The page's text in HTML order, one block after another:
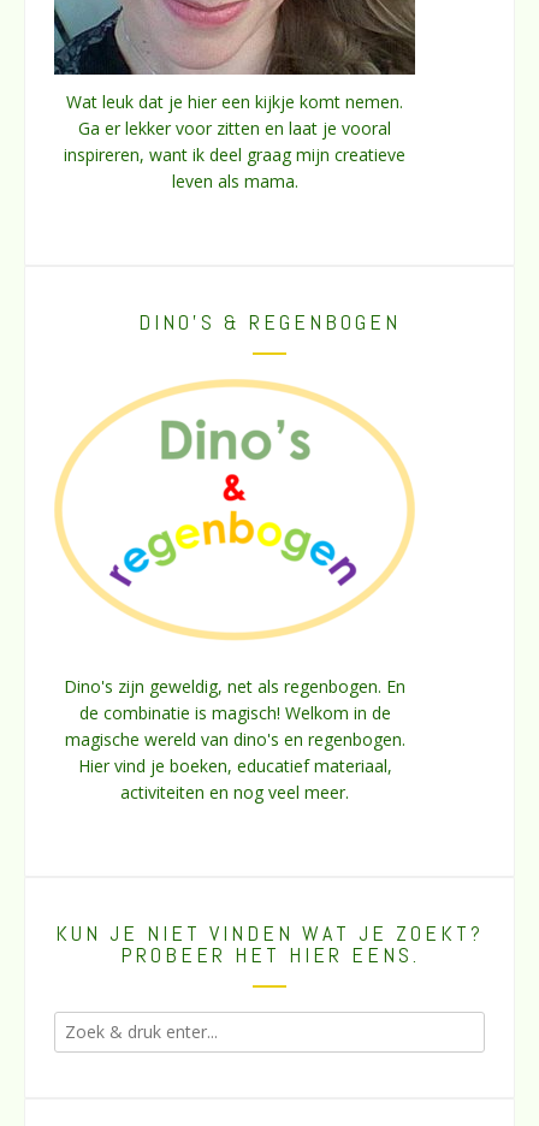
Wat leuk dat je hier een kijkje komt nemen.
Ga er lekker voor zitten en laat je vooral
inspireren, want ik deel graag mijn creatieve
leven als mama.
DINO’S & REGENBOGEN
Dino's zijn geweldig, net als regenbogen. En
de combinatie is magisch! Welkom in de
magische wereld van dino's en regenbogen.
Hier vind je boeken, educatief materiaal,
activiteiten en nog veel meer.
KUN JE NIET VINDEN WAT JE ZOEKT?
PROBEER HET HIER EENS.